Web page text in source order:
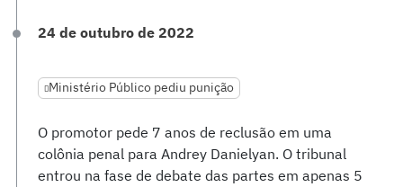
24 de outubro de 2022
Ministério Público pediu punição
O promotor pede 7 anos de reclusão em uma
colônia penal para Andrey Danielyan. O tribunal
entrou na fase de debate das partes em apenas 5